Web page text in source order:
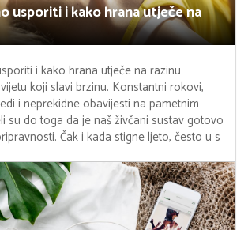
usporiti i kako hrana utječe na
i kako hrana utječe na razinu
koji slavi brzinu. Konstantni rokovi,
i neprekidne obavijesti na pametnim
su do toga da je naš živčani sustav gotovo
Čak i kada stigne ljeto, često u s